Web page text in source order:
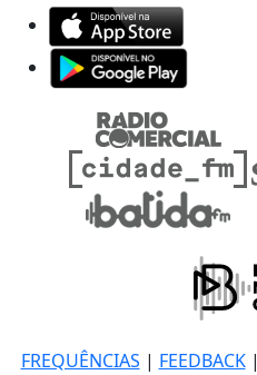
FREQUÊNCIAS | FEEDBACK|